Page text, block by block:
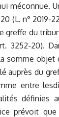
méconnue.
(L. n° 2019-
greffe du
3252-20).
somme objet
auprès du
entre
définies
prévoit que